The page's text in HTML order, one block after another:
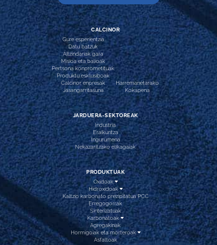
CALCINOR
Gure esperientzia
Datu batzuk
Aitzindariak gara
Misioa eta balioak
Pertsona konprometituak
Produktu esklusiboak
Calcinor enpresak
Jasangarritasuna
Harremanetarako
Kokapena
JARDUERA-SEKTOREAK
Industria
Eraikuntza
Ingurumena
Nekazaritzako elikagaiak
PRODUKTUAK
Oxidoak
Hidroxidoak
Kaltzio karbonato prezipitatua PCC
Erregogorrak
Sinterizatuak
Karbonatoak
Agregakinak
Hormigoiak eta morteroak
Asfaltoak